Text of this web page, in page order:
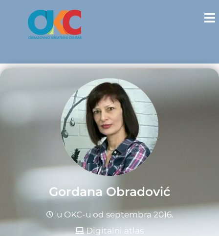
Gordana Obradović
u OKC-u od septembra 2016.
Digitalni atlas